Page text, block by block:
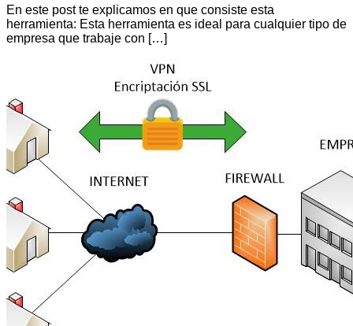
En este post te explicamos en que consiste esta
herramienta: Esta herramienta es ideal para cualquier tipo de
empresa que trabaje con […]